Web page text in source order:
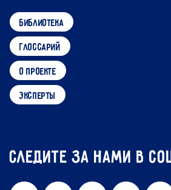
библиотека
глоссарий
о проекте
эксперты
Следите за нами в